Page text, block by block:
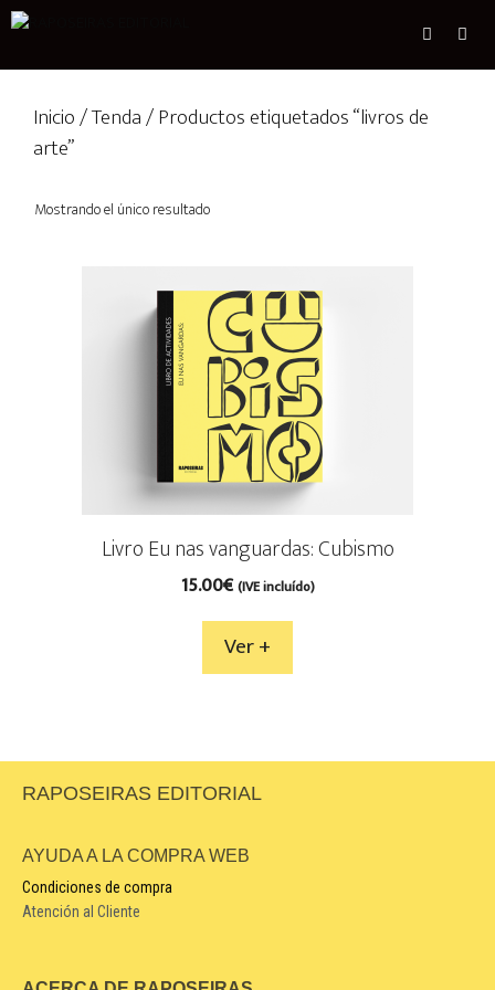
Inicio/Tenda/ Productos etiquetados “livros de
arte”
Mostrando el único resultado
Livro Eu nas vanguardas: Cubismo
15.00€ (IVE incluído)
Ver +
RAPOSEIRAS EDITORIAL
AYUDA A LA COMPRA WEB
Condiciones de compra
Atención al Cliente